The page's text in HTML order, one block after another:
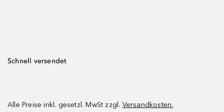
Schnell versendet
Alle Preise inkl. gesetzl. MwSt zzgl. Versandkosten.